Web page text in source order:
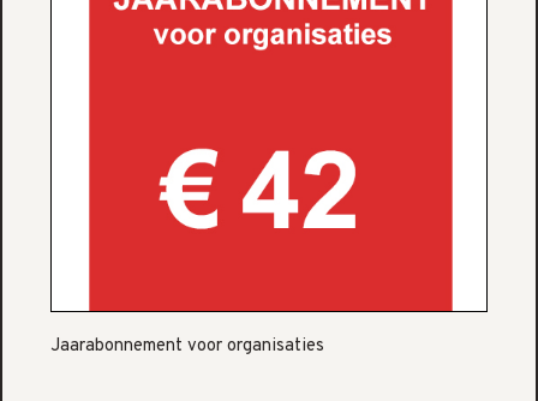
Jaarabonnement voor organisaties